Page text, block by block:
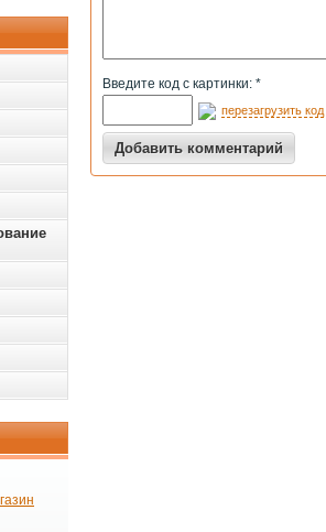
Введите код с картинки: *
перезагрузить код